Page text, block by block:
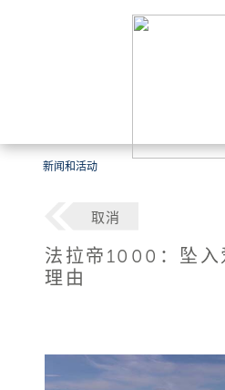
新闻和活动
取消
法拉帝1000：坠入
理由